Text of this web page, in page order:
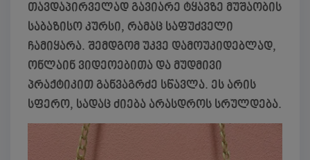
თავდაპირველად გავიარე ტყავზე მუშაობის
საბაზისო კურსი, რამაც საფუძველი
ჩამიყარა. შემდგომ უკვე დამოუკიდებლად,
ონლაინ ვიდეოებითა და მუდმივი
პრაქტიკით განვაგრძე სწავლა. ეს არის
სფერო, სადაც ძიება არასდროს სრულდება.